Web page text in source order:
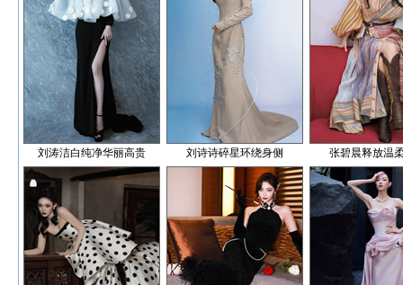
刘涛洁白纯净华丽高贵 刘诗诗碎星环绕身侧 张碧晨释放温